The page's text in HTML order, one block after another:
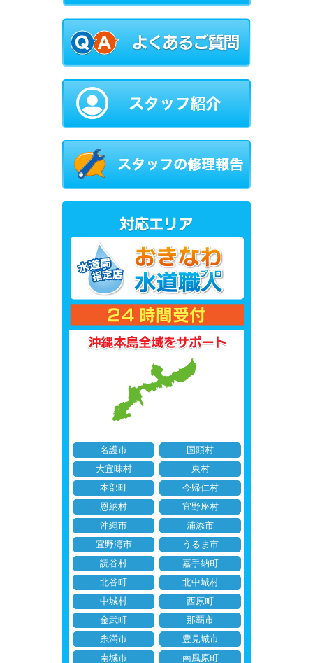
名護市
国頭村
大宜味村
東村
本部町
今帰仁村
恩納村
宜野座村
沖縄市
浦添市
宜野湾市
うるま市
読谷村
嘉手納町
北谷町
北中城村
中城村
西原町
金武町
那覇市
糸満市
豊見城市
南城市
南風原町